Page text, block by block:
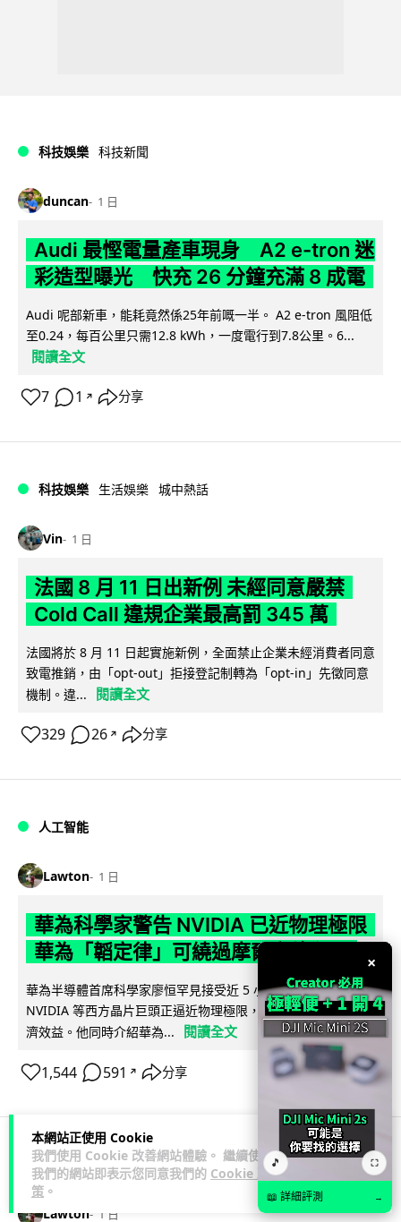
本網站正使用 Cookie
我們使用 Cookie 改善網站體驗。 繼續使用
我們的網站即表示您同意我們的 Cookie 政
策 。
科技娛樂 科技新聞
duncan 1 日
Audi 最慳電量產車現身 A2 e-tron 迷
彩造型曝光 快充 26 分鐘充滿 8 成電
Audi 呢部新車，能耗竟然係25年前嘅一半。 A2 e-tron 風阻低
至0.24，每百公里只需12.8 kWh，一度電行到7.8公里。6...
閱讀全文
7 1 ↗ 分享
科技娛樂 生活娛樂 城中熱話
Vin 1 日
法國 8 月 11 日出新例 未經同意嚴禁
Cold Call 違規企業最高罰 345 萬
法國將於 8 月 11 日起實施新例，全面禁止企業未經消費者同意
致電推銷，由「opt-out」拒接登記制轉為「opt-in」先徵同意
機制。違...
閱讀全文
329 26 ↗ 分享
人工智能
Lawton 1 日
華為科學家警告 NVIDIA 已近物理極限
華為「韜定律」可繞過摩爾定律瓶頸
華為半導體首席科學家廖恒罕見接受近 5 小時專訪，警告
NVIDIA 等西方晶片巨頭正逼近物理極限，傳統製程升級已失經
濟效益。他同時介紹華為...
閱讀全文
1,544 591 ↗ 分享
科技娛樂 生活娛樂 城中熱話
Lawton 1 日
×
🎵 ⛶
📖 詳細評測 →